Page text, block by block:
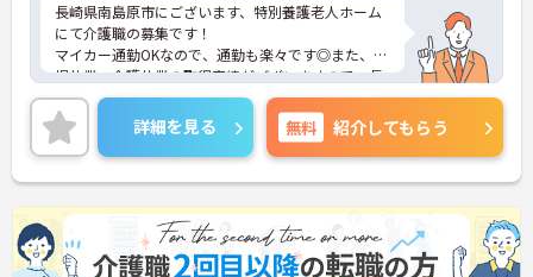
長崎県南島原市にございます、特別養護老人ホーム
にて介護職の募集です！
マイカー通勤OKなので、通勤も楽々です◎また、育
児休業・介護休業の取得実績がございますので、長
期的に就業しやすい環境がそろっています。
ご興味のある方は、マイナビ介護職までお問い合わ
せください。
詳細を見る 無料 紹介してもらう